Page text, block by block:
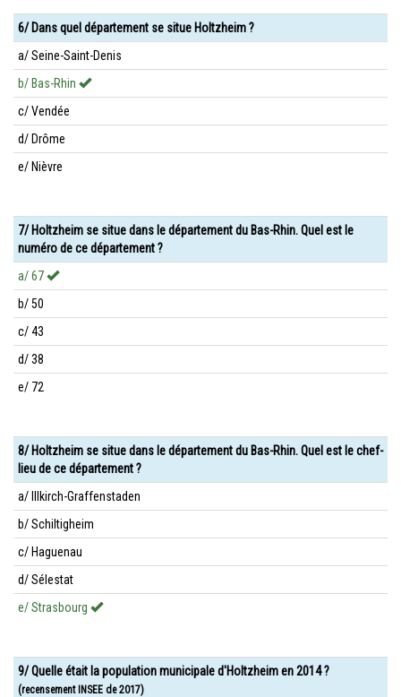
6/ Dans quel département se situe Holtzheim ?
a/ Seine-Saint-Denis
b/ Bas-Rhin
c/ Vendée
d/ Drôme
e/ Nièvre
7/ Holtzheim se situe dans le département du Bas-Rhin. Quel est le
numéro de ce département ?
a/ 67
b/ 50
c/ 43
d/ 38
e/ 72
8/ Holtzheim se situe dans le département du Bas-Rhin. Quel est le chef-
lieu de ce département ?
a/ Illkirch-Graffenstaden
b/ Schiltigheim
c/ Haguenau
d/ Sélestat
e/ Strasbourg
9/ Quelle était la population municipale d'Holtzheim en 2014 ?
(recensement INSEE de 2017)